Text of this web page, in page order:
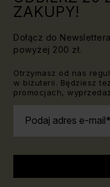
ZAKUPY!
Dołącz do
powyżej 200 zł.
Otrzymasz od nas
w biżuterii. Będziesz
promocjach,
Podaj adres e-mail